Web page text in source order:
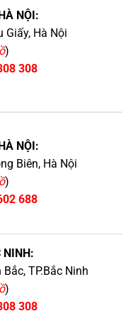
NỘI:
Giấy, Hà Nội
)
308
NỘI:
Biên, Hà Nội
)
688
NINH:
TP.Bắc Ninh
)
308